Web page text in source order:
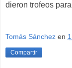
dieron trofeos
Tomás Sánchez en
Compartir